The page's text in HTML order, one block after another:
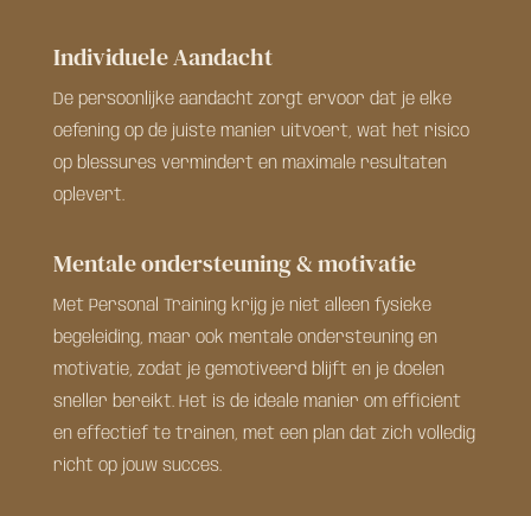
Individuele Aandacht
De persoonlijke aandacht zorgt ervoor dat je elke
oefening op de juiste manier uitvoert, wat het risico
op blessures vermindert en maximale resultaten
oplevert.
Mentale ondersteuning & motivatie
Met Personal Training krijg je niet alleen fysieke
begeleiding, maar ook mentale ondersteuning en
motivatie, zodat je gemotiveerd blijft en je doelen
sneller bereikt. Het is de ideale manier om efficiënt
en effectief te trainen, met een plan dat zich volledig
richt op jouw succes.